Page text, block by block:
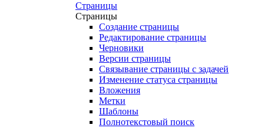
Страницы
Страницы
Создание страницы
Редактирование страницы
Черновики
Версии страницы
Связывание страницы с задачей
Изменение статуса страницы
Вложения
Метки
Шаблоны
Полнотекстовый поиск